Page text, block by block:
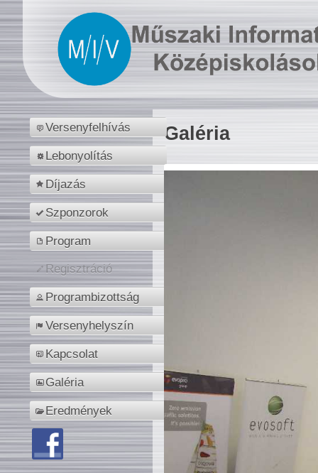
Versenyfelhívás
Lebonyolítás
Díjazás
Szponzorok
Program
Regisztráció
Programbizottság
Versenyhelyszín
Kapcsolat
Galéria
Eredmények
Galéria